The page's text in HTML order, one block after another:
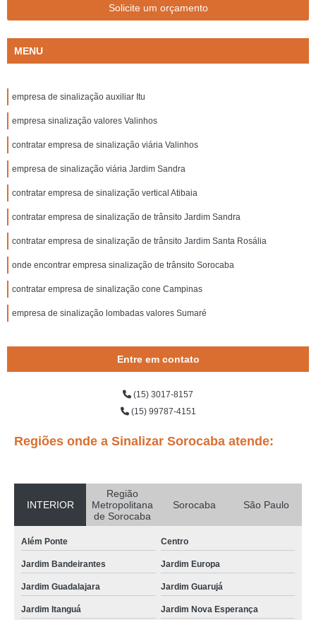
Solicite um orçamento
MENU
empresa de sinalização auxiliar Itu
empresa sinalização valores Valinhos
contratar empresa de sinalização viária Valinhos
empresa de sinalização viária Jardim Sandra
contratar empresa de sinalização vertical Atibaia
contratar empresa de sinalização de trânsito Jardim Sandra
contratar empresa de sinalização de trânsito Jardim Santa Rosália
onde encontrar empresa sinalização de trânsito Sorocaba
contratar empresa de sinalização cone Campinas
empresa de sinalização lombadas valores Sumaré
Entre em contato
(15) 3017-8157
(15) 99787-4151
Regiões onde a Sinalizar Sorocaba atende:
INTERIOR
Região
Metropolitana
de Sorocaba
Sorocaba São Paulo
Além Ponte Centro
Jardim Bandeirantes Jardim Europa
Jardim Guadalajara Jardim Guarujá
Jardim Itanguá Jardim Nova Esperança